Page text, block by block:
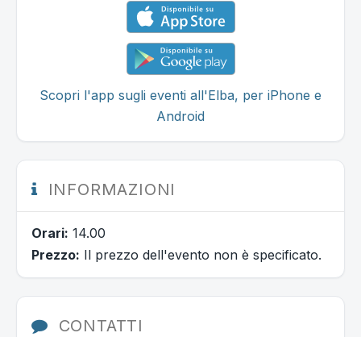
Scopri l'app sugli eventi all'Elba, per iPhone e
Android
INFORMAZIONI
Orari: 14.00
Prezzo: Il prezzo dell'evento non è specificato.
CONTATTI